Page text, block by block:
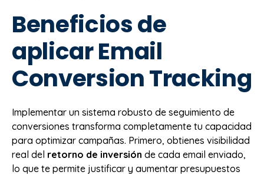
Beneficios de
aplicar Email
Conversion Tracking
Implementar un sistema robusto de seguimiento de
conversiones transforma completamente tu capacidad
para optimizar campañas. Primero, obtienes visibilidad
real del retorno de inversión de cada email enviado,
lo que te permite justificar y aumentar presupuestos